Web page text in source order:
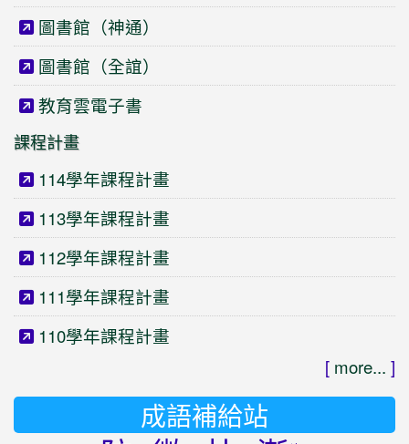
圖書館（神通）
圖書館（全誼）
教育雲電子書
課程計畫
114學年課程計畫
113學年課程計畫
112學年課程計畫
111學年課程計畫
110學年課程計畫
[ more... ]
成語補給站